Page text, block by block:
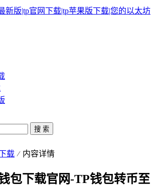
搜 索
载 内容详情
包下载官网-TP钱包转币至